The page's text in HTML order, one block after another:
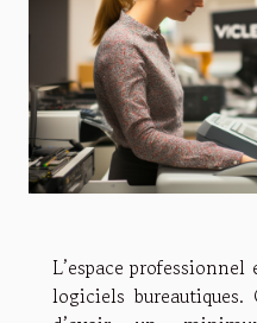
L’espace
logiciels